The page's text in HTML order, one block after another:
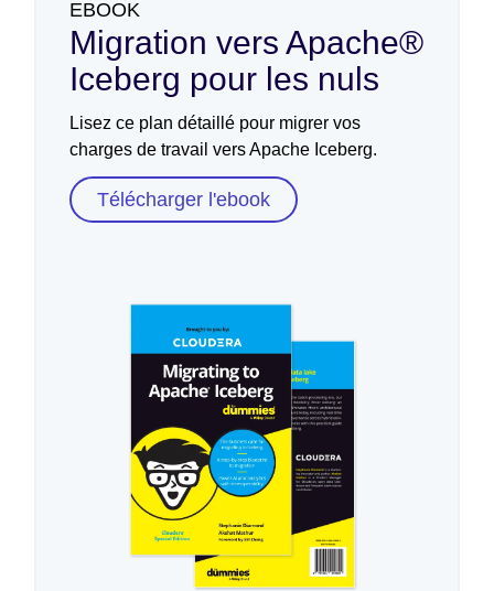
EBOOK
Migration vers Apache®
Iceberg pour les nuls
Lisez ce plan détaillé pour migrer vos
charges de travail vers Apache Iceberg.
Télécharger l'ebook